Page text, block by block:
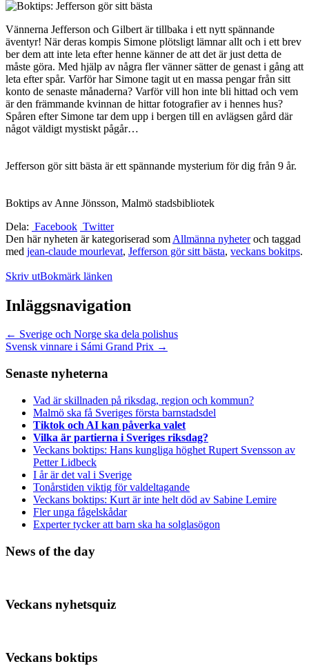
Vännerna Jefferson och Gilbert är tillbaka i ett nytt spännande
äventyr! När deras kompis Simone plötsligt lämnar allt och i ett brev
ber dem att inte leta efter henne känner de att det är just detta de
måste göra. Med hjälp av några fler vänner sätter de genast i gång att
leta efter spår. Varför har Simone tagit ut en massa pengar från sitt
konto de senaste månaderna? Varför vill hon inte bli hittad och vem
är den främmande kvinnan de hittar fotografier av i hennes hus?
Spåren efter Simone tar dem upp i bergen till en avlägsen gård där
något väldigt mystiskt pågår…
Jefferson gör sitt bästa är ett spännande mysterium för dig från 9 år.
Boktips av Anne Jönsson, Malmö stadsbibliotek
Dela: Facebook Twitter
Den här nyheten är kategoriserad som Allmänna nyheteroch taggad
med jean-claude mourlevat, Jefferson gör sitt bästa, veckans bokitps.
Skriv utBokmärk länken
Inläggsnavigation
← Sverige och Norge ska dela polishus
Svensk vinnare i Sámi Grand Prix →
Senaste nyheterna
Vad är skillnaden på riksdag, region och kommun?
Malmö ska få Sveriges första barnstadsdel
Tiktok och AI kan påverka valet
Vilka är partierna i Sveriges riksdag?
Veckans boktips: Hans kungliga höghet Rupert Svensson av
Petter Lidbeck
I år är det val i Sverige
Tonårstiden viktig för valdeltagande
Veckans boktips: Kurt är inte helt död av Sabine Lemire
Fler unga fågelskådar
Experter tycker att barn ska ha solglasögon
News of the day
Veckans nyhetsquiz
Veckans boktips